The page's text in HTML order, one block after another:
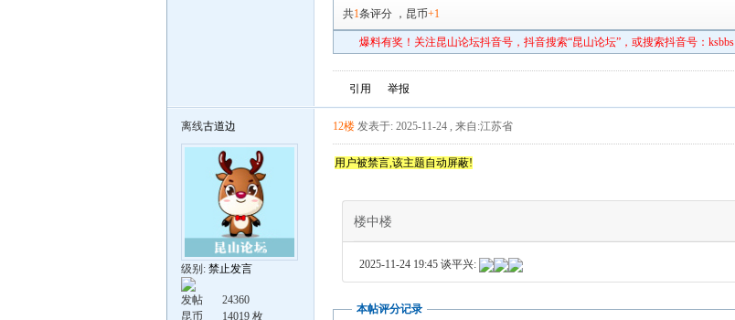
共1条评分 ， 昆币+1
爆料有奖！关注昆山论坛抖音号，抖音搜索“昆山论坛”，或搜索抖音号：ksbbs
引用 举报
离线古道边
级别: 禁止发言
发帖
24360
昆币
14019 枚
12楼 发表于: 2025-11-24 , 来自:江苏省
用户被禁言,该主题自动屏蔽!
楼中楼
2025-11-24 19:45 谈平兴:
本帖评分记录